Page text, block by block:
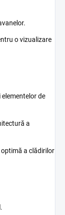
o vizualizare
de
a
a clădirilor